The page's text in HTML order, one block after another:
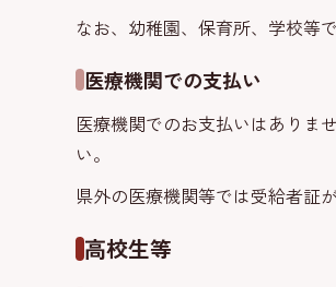
なお、幼稚園、保育所、学校等
医療機関での支払い
医療機関でのお支払いはありま
い。
県外の医療機関等では受給者証
高校生等